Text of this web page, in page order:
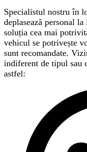
Specialistul nostru în
deplasează personal
soluția cea mai
vehicul se potrivește
sunt recomandate.
indiferent de tipul sau
astfel: